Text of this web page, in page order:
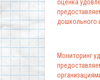
оценка
дошкольного
Мониторинг